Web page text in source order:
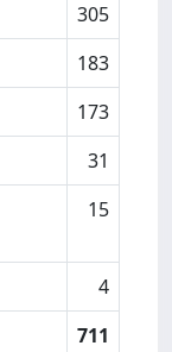
305
183
173
31
15
4
711